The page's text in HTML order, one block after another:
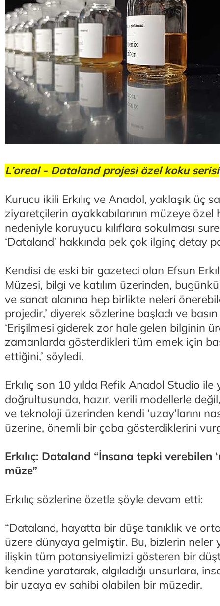
L’oreal - Dataland projesi özel koku serisi
Kurucu ikili Erkılıç ve Anadol, yaklaşık üç
ziyaretçilerin ayakkabılarının müzeye özel
nedeniyle koruyucu kılıflara sokulması
‘Dataland’ hakkında pek çok ilginç detay
Kendisi de eski bir gazeteci olan Efsun
Müzesi, bilgi ve katılım üzerinden,
ve sanat alanına hep birlikte neleri
projedir,’ diyerek sözlerine başladı ve basın
‘Erişilmesi giderek zor hale gelen bilginin
zamanlarda gösterdikleri tüm emek için
ettiğini,’ söyledi.
Erkılıç son 10 yılda Refik Anadol Studio ile
doğrultusunda, hazır, verili modellerle
ve teknoloji üzerinden kendi ‘uzay’larını
üzerine, önemli bir çaba gösterdiklerini
Erkılıç: Dataland “İnsana tepki verebilen
müze”
Erkılıç sözlerine özetle şöyle devam etti:
“Dataland, hayatta bir düşe tanıklık ve
üzere dünyaya gelmiştir. Bu, bizlerin neler
ilişkin tüm potansiyelimizi gösteren bir
kendine yaratarak, algıladığı unsurlara,
bir uzaya ev sahibi olabilen bir müzedir.